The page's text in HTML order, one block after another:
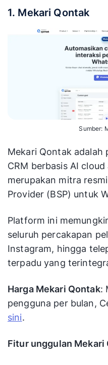
1. Mekari Qontak
Sumber:
Mekari Qontak
CRM berbasis AI
merupakan mitra
Provider (BSP) untuk
Platform ini
seluruh percakapan
Instagram, hingga
terpadu yang
Harga Mekari Qontak:
pengguna per bulan,
sini.
Fitur unggulan Mekari